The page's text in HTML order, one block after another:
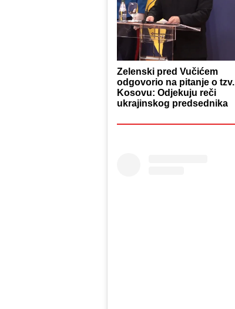
Zelenski pred Vučićem
odgovorio na pitanje o tzv.
Kosovu: Odjekuju reči
ukrajinskog predsednika